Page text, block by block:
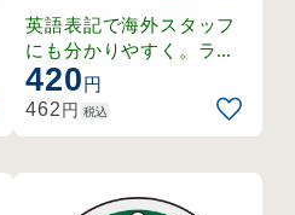
ormally open(赤) (168
003)
英語表記で海外スタッフ
にも分かりやすく。ラミ
ネート加工の硬質塩ビ製
。
420円
462円 税込